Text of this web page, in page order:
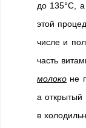
до 135°С,
этой
числе и
часть
молоко не
а открытый
в